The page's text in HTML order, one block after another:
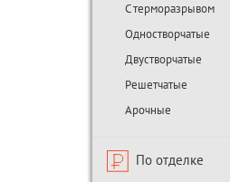
С терморазрывом
Одностворчатые
Двустворчатые
Решетчатые
Арочные
По отделке